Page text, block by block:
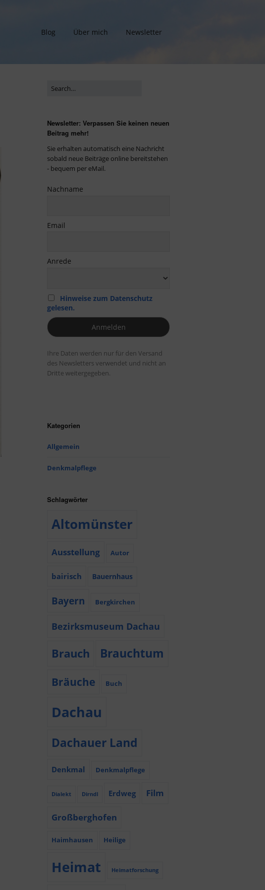
Blog Über mich Newsletter
Newsletter: Verpassen Sie keinen neuen
Beitrag mehr!
Sie erhalten automatisch eine Nachricht
sobald neue Beiträge online bereitstehen
- bequem per eMail.
Nachname
Email
Anrede
Hinweise zum Datenschutz
gelesen.
Ihre Daten werden nur für den Versand
des Newsletters verwendet und nicht an
Dritte weitergegeben.
Kategorien
Allgemein
Denkmalpflege
Schlagwörter
Altomünster
Ausstellung Autor
bairisch Bauernhaus
Bayern Bergkirchen
Bezirksmuseum Dachau
Brauch Brauchtum
Bräuche Buch
Dachau
Dachauer Land
Denkmal Denkmalpflege
Dialekt Dirndl Erdweg Film
Großberghofen
Haimhausen Heilige
Heimat Heimatforschung